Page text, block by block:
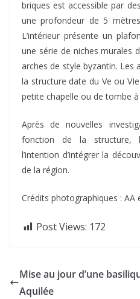
briques est accessible par
une profondeur de 5
L’intérieur présente un
une série de niches murales
arches de style byzantin. Les
la structure date du Ve ou
petite chapelle ou de tombe à
Après de nouvelles
fonction de la structure,
l’intention d’intégrer la
de la région.
Crédits photographiques : AA
Post Views: 172
Mise au jour d’une
Aquilée